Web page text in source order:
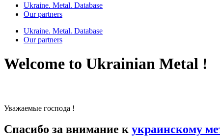
Ukraine. Metal. Database
Our partners
Ukraine. Metal. Database
Our partners
Welcome to Ukrainian Metal !
Уважаемые господа !
Спасибо за внимание к украинскому